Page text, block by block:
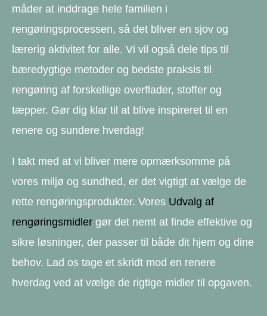
måder at inddrage hele familien i
rengøringsprocessen, så det bliver en sjov og
lærerig aktivitet for alle. Vi vil også dele tips til
bæredygtige metoder og bedste praksis til
rengøring af forskellige overflader, stoffer og
tæpper. Gør dig klar til at blive inspireret til en
renere og sundere hverdag!
I takt med at vi bliver mere opmærksomme på
vores miljø og sundhed, er det vigtigt at vælge de
rette rengøringsprodukter. Vores Udvalg af
rengøringsmidler gør det nemt at finde effektive og
sikre løsninger, der passer til både dit hjem og dine
behov. Lad os tage et skridt mod en renere
hverdag ved at vælge de rigtige midler til opgaven.